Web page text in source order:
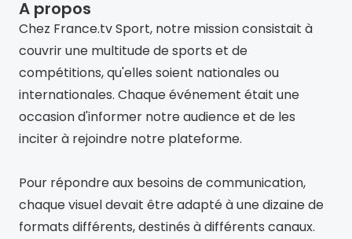
A propos
Chez France.tv Sport, notre mission consistait à
couvrir une multitude de sports et de
compétitions, qu'elles soient nationales ou
internationales. Chaque événement était une
occasion d'informer notre audience et de les
inciter à rejoindre notre plateforme.
Pour répondre aux besoins de communication,
chaque visuel devait être adapté à une dizaine de
formats différents, destinés à différents canaux.